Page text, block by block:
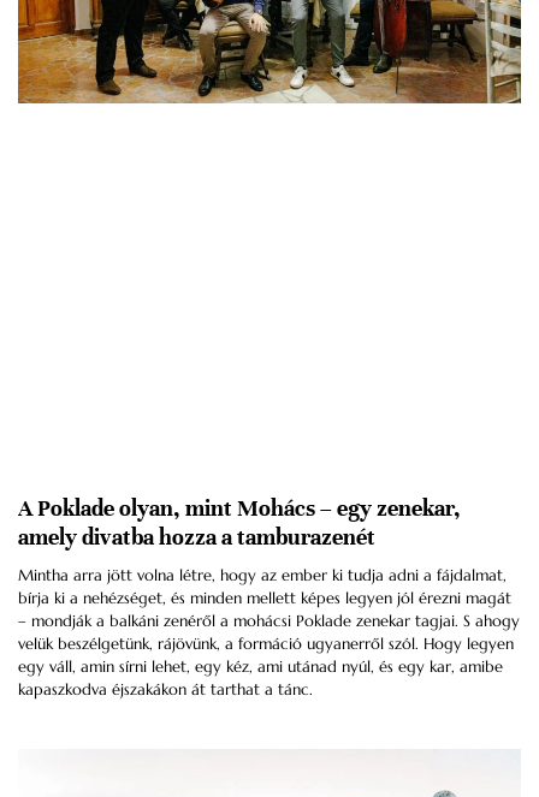
A Poklade olyan, mint Mohács – egy zenekar,
amely divatba hozza a tamburazenét
Mintha arra jött volna létre, hogy az ember ki tudja adni a fájdalmat,
bírja ki a nehézséget, és minden mellett képes legyen jól érezni magát
– mondják a balkáni zenéről a mohácsi Poklade zenekar tagjai. S ahogy
velük beszélgetünk, rájövünk, a formáció ugyanerről szól. Hogy legyen
egy váll, amin sírni lehet, egy kéz, ami utánad nyúl, és egy kar, amibe
kapaszkodva éjszakákon át tarthat a tánc.